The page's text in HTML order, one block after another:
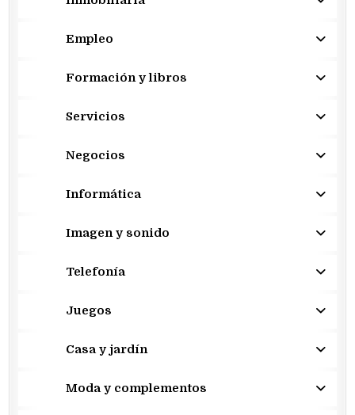
Empleo
Formación y libros
Servicios
Negocios
Informática
Imagen y sonido
Telefonía
Juegos
Casa y jardín
Moda y complementos